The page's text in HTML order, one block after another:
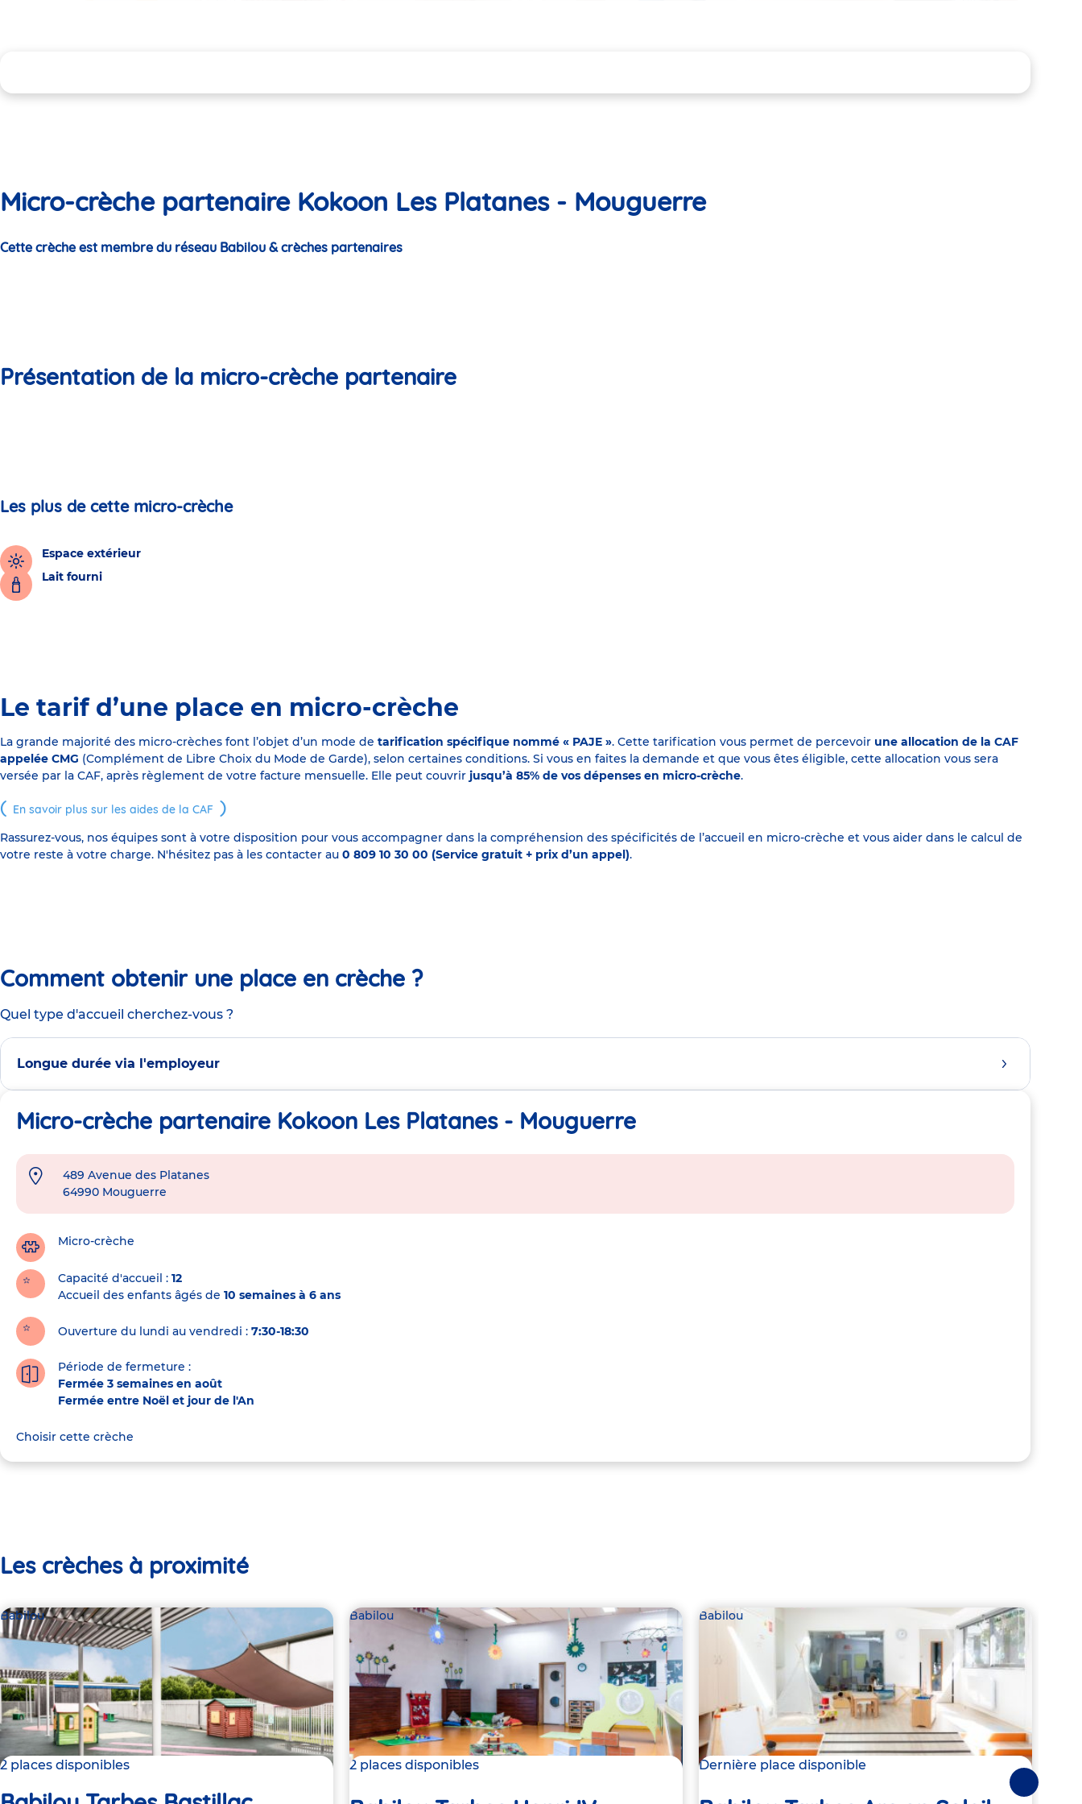
Micro-crèche partenaire Kokoon Les Platanes - Mouguerre
Cette crèche est membre du réseau Babilou & crèches partenaires
Présentation de la micro-crèche partenaire
Les plus de cette micro-crèche
Espace extérieur
Lait fourni
Le tarif d’une place en micro-crèche
La grande majorité des micro-crèches font l’objet d’un mode de tarification spécifique nommé « PAJE ». Cette tarification vous permet de percevoir une allocation de la CAF
appelée CMG (Complément de Libre Choix du Mode de Garde), selon certaines conditions. Si vous en faites la demande et que vous êtes éligible, cette allocation vous sera
versée par la CAF, après règlement de votre facture mensuelle. Elle peut couvrir jusqu’à 85% de vos dépenses en micro-crèche.
En savoir plus sur les aides de la CAF
Rassurez-vous, nos équipes sont à votre disposition pour vous accompagner dans la compréhension des spécificités de l’accueil en micro-crèche et vous aider dans le calcul de
votre reste à votre charge. N'hésitez pas à les contacter au 0 809 10 30 00 (Service gratuit + prix d’un appel).
Comment obtenir une place en crèche ?
Quel type d'accueil cherchez-vous ?
Longue durée via l'employeur
Micro-crèche partenaire Kokoon Les Platanes - Mouguerre
Adresse
crèche
489 Avenue des Platanes
64990 Mouguerre
Micro-crèche
Capacité d'accueil
12
Accueil des enfants âgés de 10 semaines à 6 ans
Ouverture du lundi au vendredi : 7:30-18:30
Période de fermeture :
Fermée 3 semaines en août
Fermée entre Noël et jour de l'An
Choisir cette crèche
Les crèches à proximité
Babilou
2 places disponibles
Babilou
2 places disponibles
Babilou
Dernière place disponible
Suivantes